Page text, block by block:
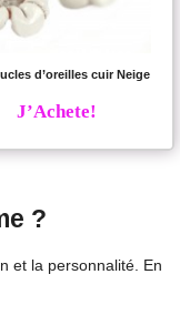
d’oreilles cuir Neige
J’Achete!
?
et la personnalité. En